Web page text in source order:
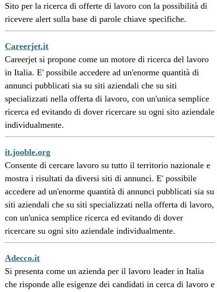
Sito per la ricerca di offerte di lavoro con la possibilità di
ricevere alert sulla base di parole chiave specifiche.
Careerjet.it
Careerjet si propone come un motore di ricerca del lavoro
in Italia. E' possibile accedere ad un'enorme quantità di
annunci pubblicati sia su siti aziendali che su siti
specializzati nella offerta di lavoro, con un'unica semplice
ricerca ed evitando di dover ricercare su ogni sito aziendale
individualmente.
it.jooble.org
Consente di cercare lavoro su tutto il territorio nazionale e
mostra i risultati da diversi siti di annunci. E' possibile
accedere ad un'enorme quantità di annunci pubblicati sia su
siti aziendali che su siti specializzati nella offerta di lavoro,
con un'unica semplice ricerca ed evitando di dover
ricercare su ogni sito aziendale individualmente.
Adecco.it
Si presenta come un azienda per il lavoro leader in Italia
che risponde alle esigenze dei candidati in cerca di lavoro e